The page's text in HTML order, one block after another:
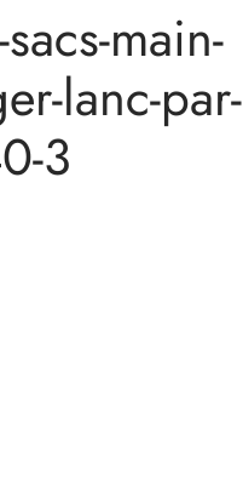
main-
lanc-par-
3